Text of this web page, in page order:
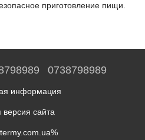
приготовление пищи.
0738798989
информация
сайта